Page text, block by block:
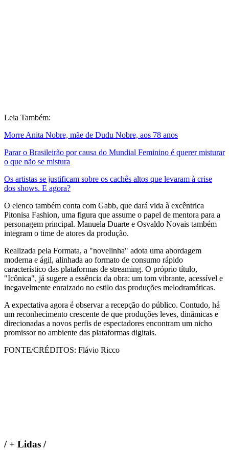
Leia Também:
Morre Anita Nobre, mãe de Dudu Nobre, aos 78 anos
Parar o Brasileirão por causa do Mundial Feminino é querer misturar
o que não se mistura
Os artistas se justificam sobre os cachês altos que levaram à crise
dos shows. E agora?
O elenco também conta com Gabb, que dará vida à excêntrica
Pitonisa Fashion, uma figura que assume o papel de mentora para a
personagem principal. Manuela Duarte e Osvaldo Novais também
integram o time de atores da produção.
Realizada pela Formata, a "novelinha" adota uma abordagem
moderna e ágil, alinhada ao formato de consumo rápido
característico das plataformas de streaming. O próprio título,
"Icônica", já sugere a essência da obra: um tom vibrante, acessível e
inegavelmente enraizado no estilo das produções melodramáticas.
A expectativa agora é observar a recepção do público. Contudo, há
um reconhecimento crescente de que produções leves, dinâmicas e
direcionadas a novos perfis de espectadores encontram um nicho
promissor no ambiente das plataformas digitais.
FONTE/CRÉDITOS: Flávio Ricco
/+ Lidas /